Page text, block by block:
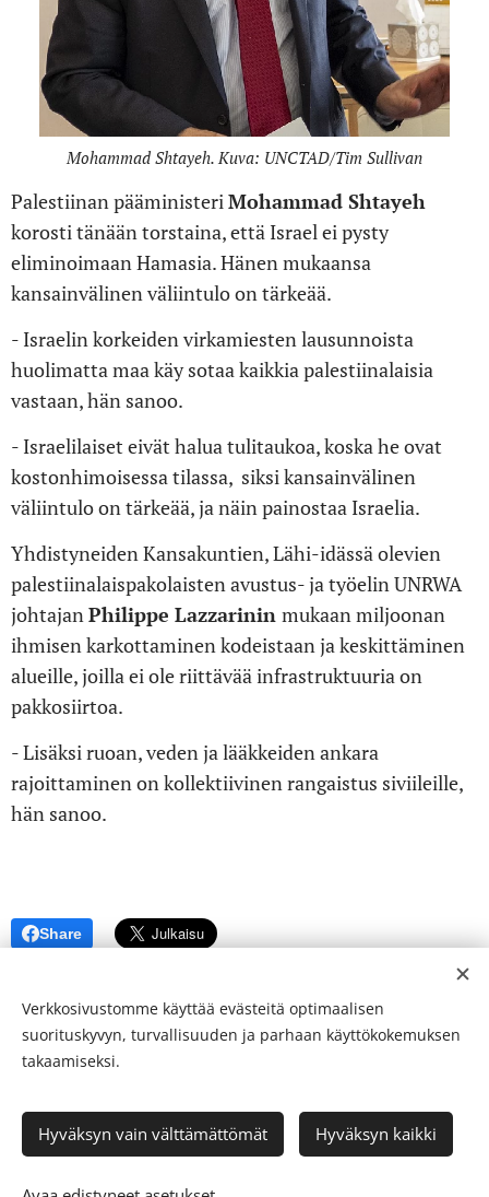
Mohammad Shtayeh. Kuva: UNCTAD/Tim Sullivan
Palestiinan pääministeriMohammad Shtayeh
korosti tänään torstaina, että Israel ei pysty
eliminoimaan Hamasia. Hänen mukaansa
kansainvälinen väliintulo on tärkeää.
- Israelin korkeiden virkamiesten lausunnoista
huolimatta maa käy sotaa kaikkia palestiinalaisia
vastaan, hän sanoo.
- Israelilaiset eivät halua tulitaukoa, koska he ovat
kostonhimoisessa tilassa, siksi kansainvälinen
väliintulo on tärkeää, ja näin painostaa Israelia.
Yhdistyneiden Kansakuntien, Lähi-idässä olevien
palestiinalaispakolaisten avustus- ja työelin UNRWA
johtajanPhilippe Lazzarinin mukaan miljoonan
ihmisen karkottaminen kodeistaan ja keskittäminen
alueille, joilla ei ole riittävää infrastruktuuria on
pakkosiirtoa.
- Lisäksi ruoan, veden ja lääkkeiden ankara
rajoittaminen on kollektiivinen rangaistus siviileille,
hän sanoo.
Share
ISSN 2342-3439
LuotuWebnodella
Verkkosivustomme käyttää evästeitä optimaalisen
suorituskyvyn, turvallisuuden ja parhaan käyttökokemuksen
takaamiseksi.
Hyväksyn vain välttämättömät Hyväksyn kaikki